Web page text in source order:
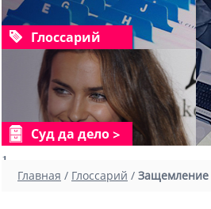
Глоссарий
Суд да дело
1
Главная / Глоссарий / Защемление